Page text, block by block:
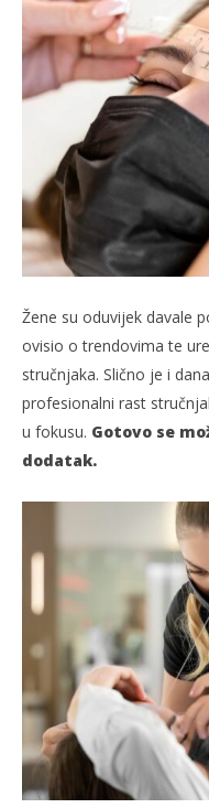
Znate li kako
24.01.2022.
Žene su oduvijek davale
ovisio o trendovima te
stručnjaka. Slično je i
profesionalni rast
u fokusu. Gotovo se
dodatak.